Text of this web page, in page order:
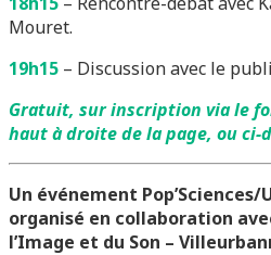
Mouret.
19h15 – Discussion avec le
Gratuit, sur inscription via le
haut à droite de la page, ou ci-
Un événement
organisé en collaboration
l’Image et du Son –